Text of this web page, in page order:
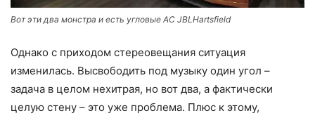
Вот эти два монстра и есть угловые АС JBLHartsfield
Однако с приходом стереовещания ситуация
изменилась. Высвободить под музыку один угол –
задача в целом нехитрая, но вот два, а фактически
целую стену – это уже проблема. Плюс к этому,